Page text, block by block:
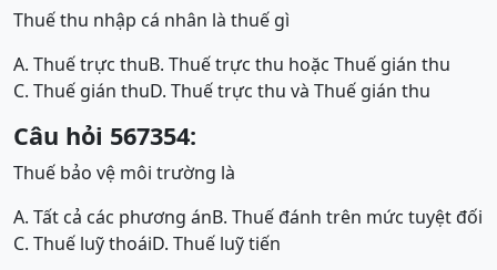
Thuế thu nhập cá nhân là thuế gì
A. Thuế trực thuB. Thuế trực thu hoặc Thuế gián thu
C. Thuế gián thuD. Thuế trực thu và Thuế gián thu
Câu hỏi 567354:
Thuế bảo vệ môi trường là
A. Tất cả các phương ánB. Thuế đánh trên mức tuyệt đối
C. Thuế luỹ thoáiD. Thuế luỹ tiến